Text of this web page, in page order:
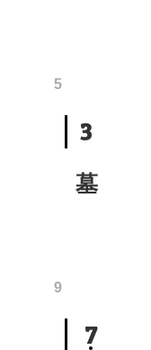
3
5
墓
7
9